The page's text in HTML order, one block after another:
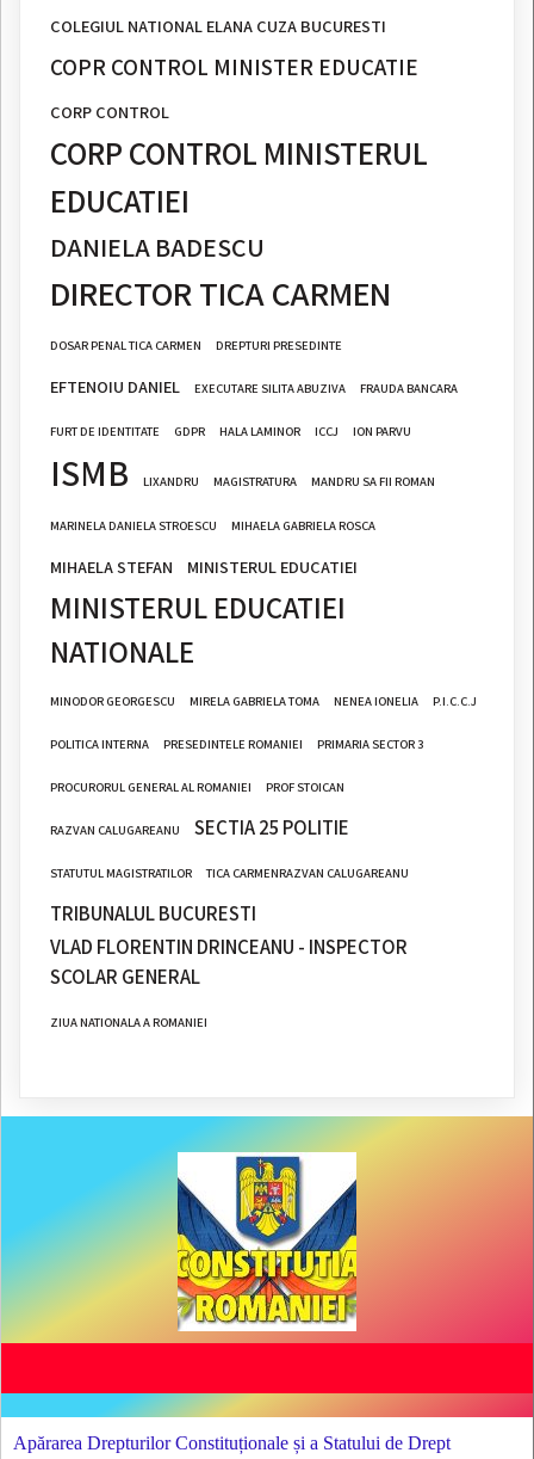
COLEGIUL NATIONAL ELANA CUZA BUCURESTI
COPR CONTROL MINISTER EDUCATIE
CORP CONTROL
CORP CONTROL MINISTERUL
EDUCATIEI
DANIELA BADESCU
DIRECTOR TICA CARMEN
DOSAR PENAL TICA CARMEN DREPTURI PRESEDINTE
EFTENOIU DANIEL EXECUTARE SILITA ABUZIVA FRAUDA BANCARA
FURT DE IDENTITATE GDPR HALA LAMINOR ICCJ ION PARVU
ISMB LIXANDRU MAGISTRATURA MANDRU SA FII ROMAN
MARINELA DANIELA STROESCU MIHAELA GABRIELA ROSCA
MIHAELA STEFAN MINISTERUL EDUCATIEI
MINISTERUL EDUCATIEI
NATIONALE
MINODOR GEORGESCU MIRELA GABRIELA TOMA NENEA IONELIA P.I.C.C.J
POLITICA INTERNA PRESEDINTELE ROMANIEI PRIMARIA SECTOR 3
PROCURORUL GENERAL AL ROMANIEI PROF STOICAN
RAZVAN CALUGAREANU SECTIA 25 POLITIE
STATUTUL MAGISTRATILOR TICA CARMENRAZVAN CALUGAREANU
TRIBUNALUL BUCURESTI
VLAD FLORENTIN DRINCEANU - INSPECTOR
SCOLAR GENERAL
ZIUA NATIONALA A ROMANIEI
Apărarea Drepturilor Constituționale și a Statului de Drept